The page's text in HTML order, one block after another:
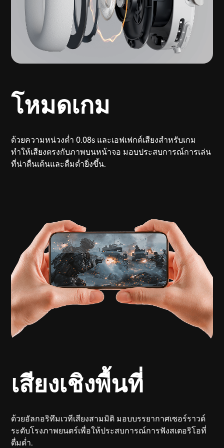
โหมดเกม
ด้วยความหน่วงต่ำ 0.08s และเอฟเฟกต์เสียงสำหรับเกม
ทำให้เสียงตรงกับภาพบนหน้าจอ มอบประสบการณ์การเล่น
ที่น่าตื่นเต้นและดื่มด่ำยิ่งขึ้น.
เสียงเชิงพื้นที่
ด้วยอัลกอริทึมเวทีเสียงสามมิติ มอบบรรยากาศเซอร์ราวด์
ระดับโรงภาพยนตร์เพื่อให้ประสบการณ์การฟังสเตอริโอที่
ดื่มด่ำ.